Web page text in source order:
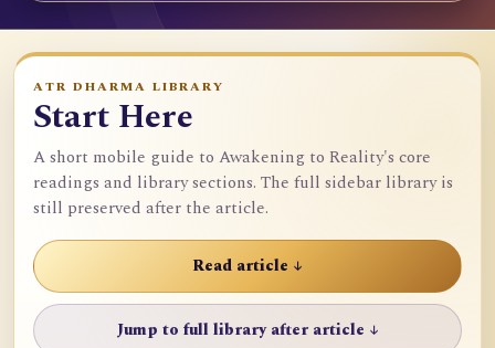
ATR DHARMA LIBRARY
Start Here
A short mobile guide to Awakening to Reality's core
readings and library sections. The full sidebar library is
still preserved after the article.
Read article ↓
Jump to full library after article ↓